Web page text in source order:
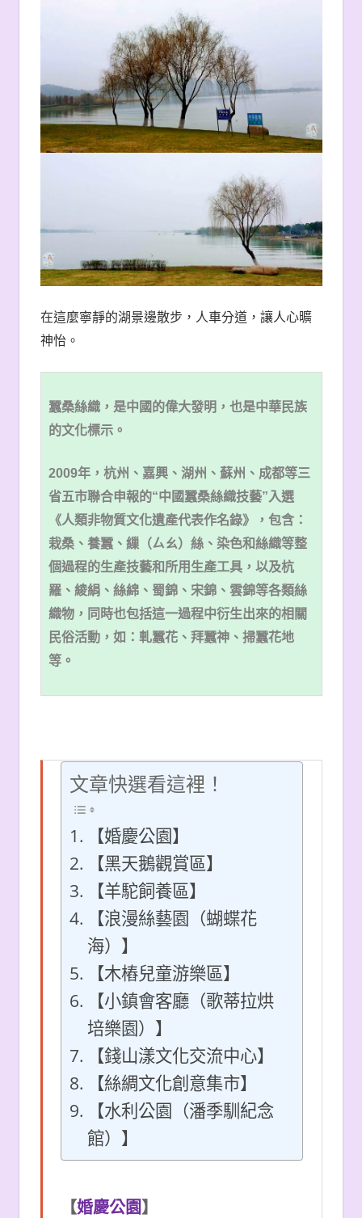
在這麼寧靜的湖景邊散步，人車分道，讓人心曠
神怡。
蠶桑絲織，是中國的偉大發明，也是中華民族
的文化標示。
2009年，杭州、嘉興、湖州、蘇州、成都等三
省五市聯合申報的“中國蠶桑絲織技藝”入選
《人類非物質文化遺產代表作名錄》，包含：
栽桑、養蠶、繅（ㄙㄠ）絲、染色和絲織等整
個過程的生產技藝和所用生產工具，以及杭
羅、綾絹、絲綿、蜀錦、宋錦、雲錦等各類絲
織物，同時也包括這一過程中衍生出來的相關
民俗活動，如：軋蠶花、拜蠶神、掃蠶花地
等 。
文章快選看這裡！
【婚慶公園】
【黑天鵝觀賞區】
【羊駝飼養區】
【浪漫絲藝園（蝴蝶花
海）】
【木樁兒童游樂區】
【小鎮會客廳（歌蒂拉烘
培樂園）】
【錢山漾文化交流中心】
【絲綢文化創意集市】
【水利公園（潘季馴紀念
館）】
【婚慶公園 】